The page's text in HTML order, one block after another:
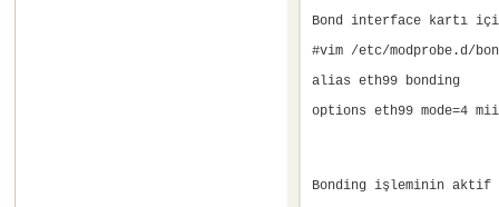
Bond interface kartı
#vim /etc/modprobe.d/
alias eth99 bonding
options eth99 mode=4
Bonding işleminin aktif